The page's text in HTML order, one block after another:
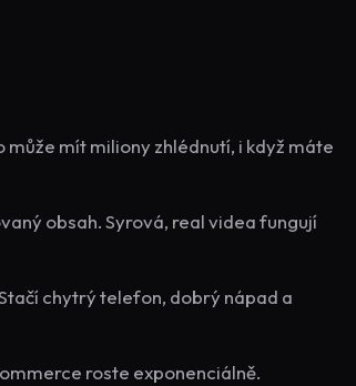
může mít miliony zhlédnutí, i když máte
obsah. Syrová, real videa fungují
chytrý telefon, dobrý nápad a
roste exponenciálně.